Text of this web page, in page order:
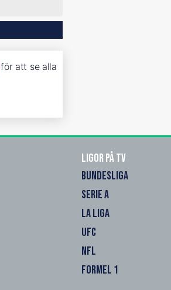
för att se alla
Ligor på TV
BUNDESLIGA
SERIE A
LA LIGA
UFC
NFL
FORMEL 1